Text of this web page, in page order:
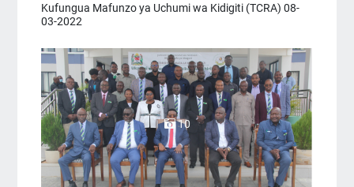
Kufungua Mafunzo ya Uchumi wa Kidigiti (TCRA) 08-
03-2022
10